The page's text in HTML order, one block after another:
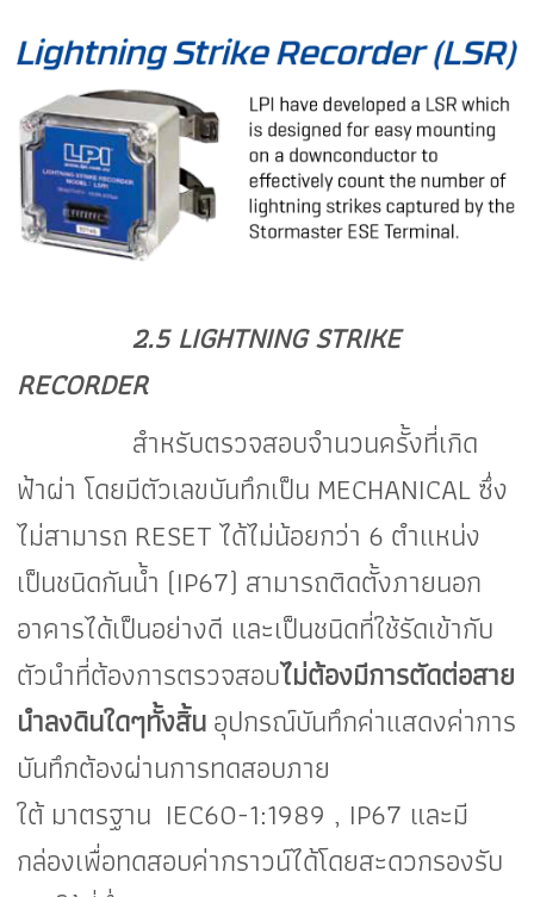
2.5 LIGHTNING STRIKE
RECORDER
สำหรับตรวจสอบจำนวนครั้งที่เกิด
ฟ้าผ่า โดยมีตัวเลขบันทึกเป็น MECHANICALซึ่ง
ไม่สามารถ RESETได้ไม่น้อยกว่า 6 ตำแหน่ง
เป็นชนิดกันน้ำ (IP67) สามารถติดตั้งภายนอก
อาคารได้เป็นอย่างดี และเป็นชนิดที่ใช้รัดเข้ากับ
ตัวนำที่ต้องการตรวจสอบไม่ต้องมีการตัดต่อสาย
นำลงดินใดๆทั้งสิ้นอุปกรณ์บันทึกค่าแสดงค่าการ
บันทึกต้องผ่านการทดสอบภาย
ใต้ มาตรฐาน IEC60-1:1989 , IP67 และมี
กล่องเพื่อทดสอบค่ากราวน์ได้โดยสะดวกรองรับ